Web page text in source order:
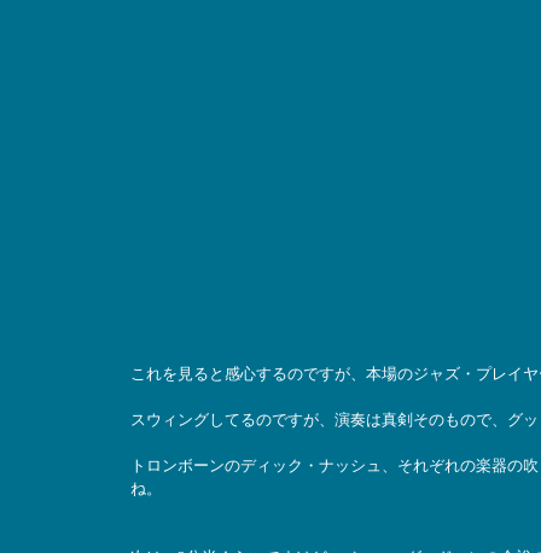
これを見ると感心するのですが、本場のジャズ・プレイ
スウィングしてるのですが、演奏は真剣そのもので、グ
トロンボーンのディック・ナッシュ、それぞれの楽器の
ね。